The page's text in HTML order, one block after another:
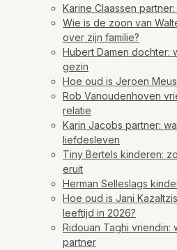
Karine Claassen
Wie is de zoon van
over zijn familie?
Hubert Damen dochter:
gezin
Hoe oud is Jeroen
Rob Vanoudenhoven
relatie
Karin Jacobs partner:
liefdesleven
Tiny Bertels kinderen:
eruit
Herman Selleslags
Hoe oud is Jani
leeftijd in 2026?
Ridouan Taghi vriendin:
partner